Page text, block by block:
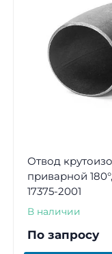
Отвод
приварной
17375-2001
В наличии
По запросу